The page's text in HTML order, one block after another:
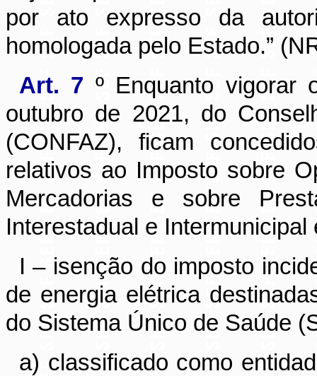
por ato expresso da
homologada pelo Estado.”
Art. 7 º Enquanto vigorar
outubro de 2021, do
(CONFAZ), ficam
relativos ao Imposto sobre
Mercadorias e sobre
Interestadual e
I – isenção do imposto
de energia elétrica
do Sistema Único de Saúde
a) classificado como